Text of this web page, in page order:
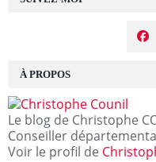
À PROPOS
Le blog de Christophe
Conseiller
Voir le profil de